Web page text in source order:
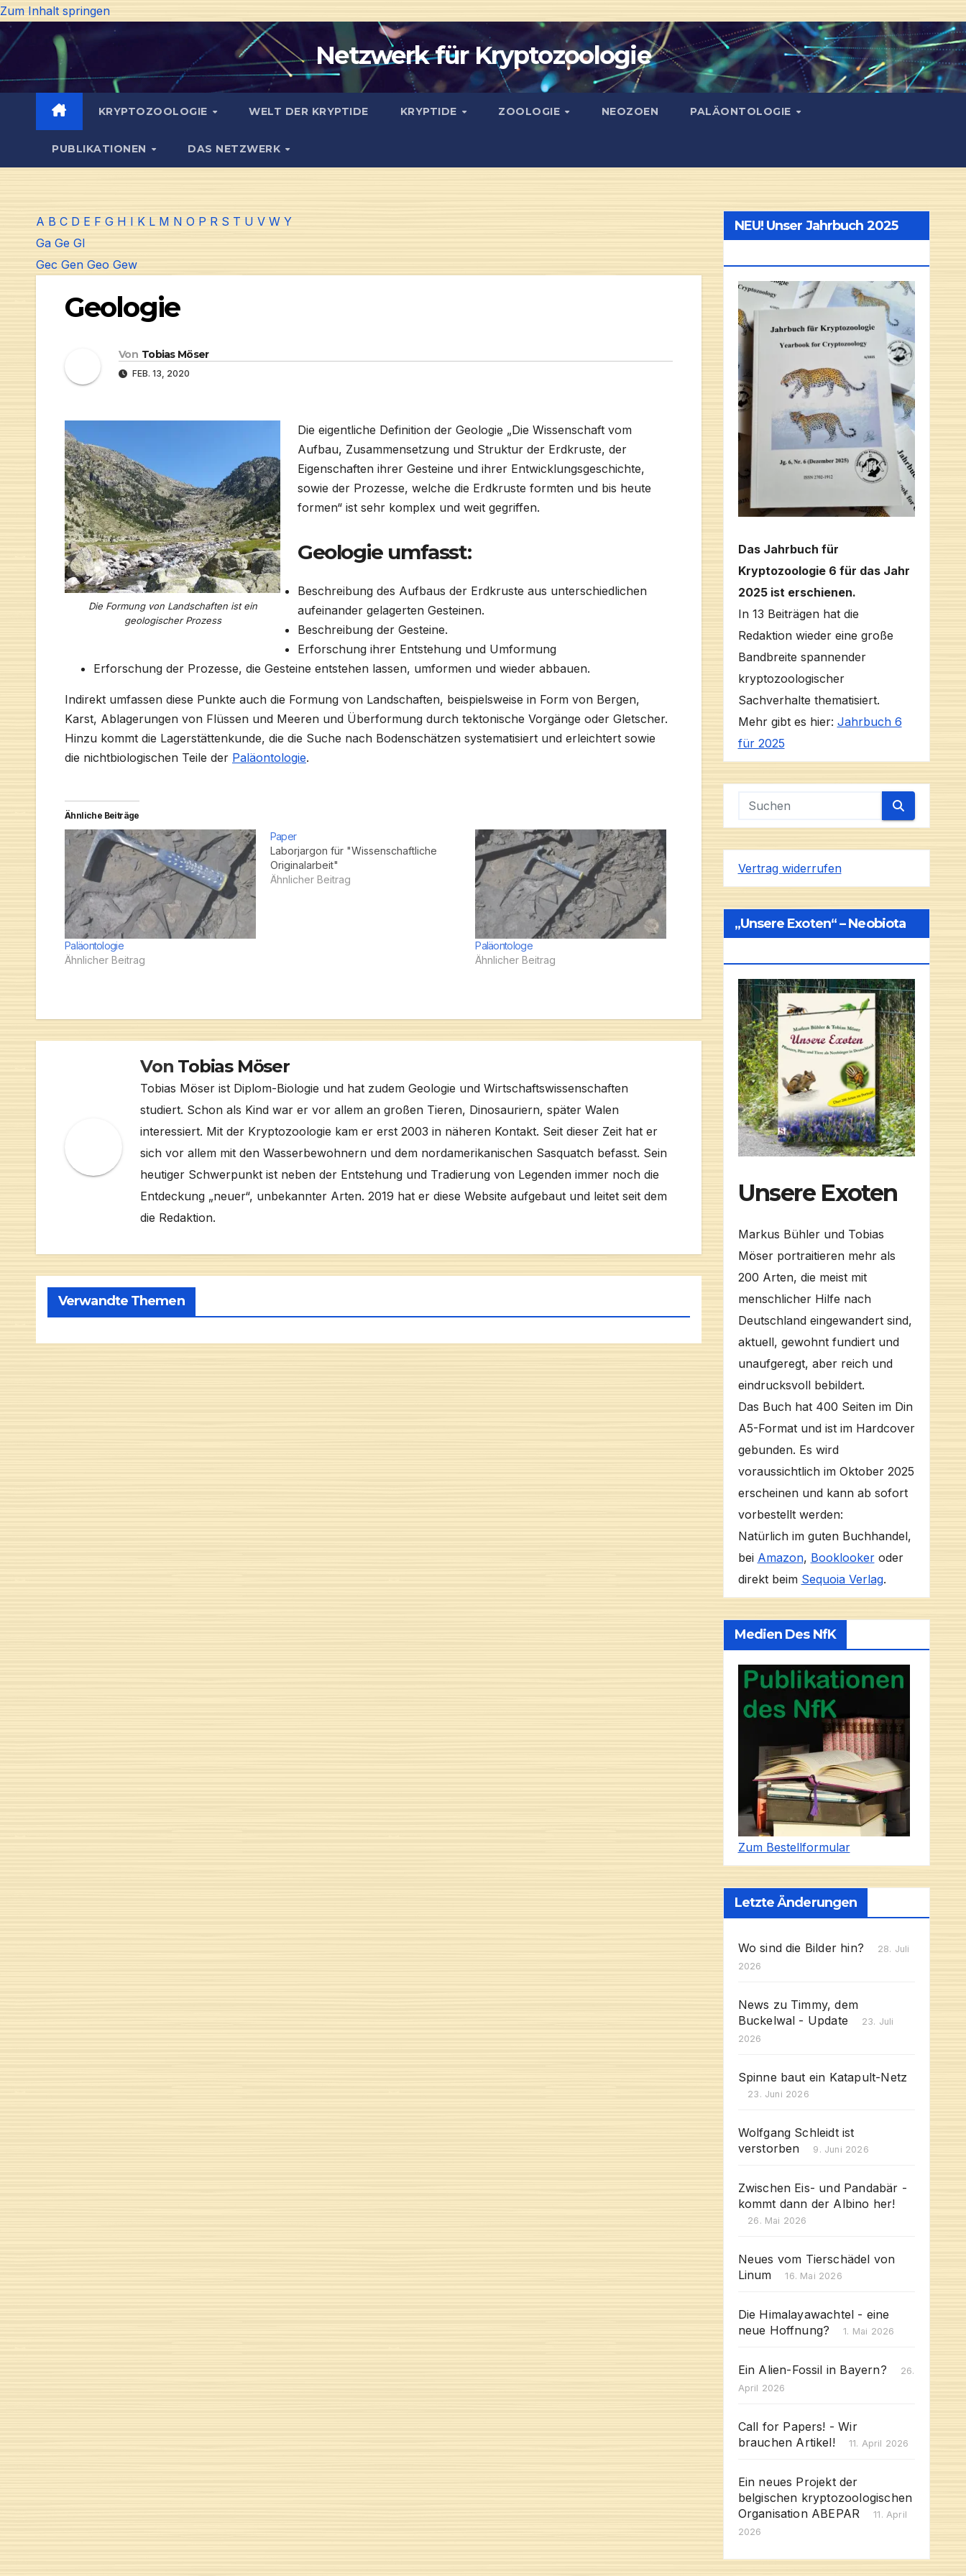
Zum Inhalt springen
Netzwerk für Kryptozoologie
KRYPTOZOOLOGIE WELT DER KRYPTIDE KRYPTIDE ZOOLOGIE NEOZOEN PALÄONTOLOGIE
PUBLIKATIONEN DAS NETZWERK
A B C D E F G H I K L M N O P R S T U V W Y
Ga Ge Gl
Gec Gen Geo Gew
Geologie
Von Tobias Möser
FEB. 13, 2020
Die Formung von Landschaften ist ein
geologischer Prozess
Die eigentliche Definition der Geologie „Die Wissenschaft vom
Aufbau, Zusammensetzung und Struktur der Erdkruste, der
Eigenschaften ihrer Gesteine und ihrer Entwicklungsgeschichte,
sowie der Prozesse, welche die Erdkruste formten und bis heute
formen“ ist sehr komplex und weit gegriffen.
Geologie umfasst:
Beschreibung des Aufbaus der Erdkruste aus unterschiedlichen
aufeinander gelagerten Gesteinen.
Beschreibung der Gesteine.
Erforschung ihrer Entstehung und Umformung
Erforschung der Prozesse, die Gesteine entstehen lassen, umformen und wieder abbauen.
Indirekt umfassen diese Punkte auch die Formung von Landschaften, beispielsweise in Form von Bergen,
Karst, Ablagerungen von Flüssen und Meeren und Überformung durch tektonische Vorgänge oder Gletscher.
Hinzu kommt die Lagerstättenkunde, die die Suche nach Bodenschätzen systematisiert und erleichtert sowie
die nichtbiologischen Teile der Paläontologie.
Ähnliche Beiträge
Paläontologie
Ähnlicher Beitrag
Paper
Laborjargon für "Wissenschaftliche
Originalarbeit"
Ähnlicher Beitrag
Paläontologe
Ähnlicher Beitrag
Von Tobias Möser
Tobias Möser ist Diplom-Biologie und hat zudem Geologie und Wirtschaftswissenschaften
studiert. Schon als Kind war er vor allem an großen Tieren, Dinosauriern, später Walen
interessiert. Mit der Kryptozoologie kam er erst 2003 in näheren Kontakt. Seit dieser Zeit hat er
sich vor allem mit den Wasserbewohnern und dem nordamerikanischen Sasquatch befasst. Sein
heutiger Schwerpunkt ist neben der Entstehung und Tradierung von Legenden immer noch die
Entdeckung „neuer“, unbekannter Arten. 2019 hat er diese Website aufgebaut und leitet seit dem
die Redaktion.
Verwandte Themen
NEU! Unser Jahrbuch 2025
Das Jahrbuch für
Kryptozoologie 6 für das Jahr
2025 ist erschienen.
In 13 Beiträgen hat die
Redaktion wieder eine große
Bandbreite spannender
kryptozoologischer
Sachverhalte thematisiert.
Mehr gibt es hier: Jahrbuch 6
für 2025
Vertrag widerrufen
„Unsere Exoten“ – Neobiota
Unsere Exoten
Markus Bühler und Tobias
Möser portraitieren mehr als
200 Arten, die meist mit
menschlicher Hilfe nach
Deutschland eingewandert sind,
aktuell, gewohnt fundiert und
unaufgeregt, aber reich und
eindrucksvoll bebildert.
Das Buch hat 400 Seiten im Din
A5-Format und ist im Hardcover
gebunden. Es wird
voraussichtlich im Oktober 2025
erscheinen und kann ab sofort
vorbestellt werden:
Natürlich im guten Buchhandel,
bei Amazon, Booklookeroder
direkt beim Sequoia Verlag.
Medien Des NfK
Zum Bestellformular
Letzte Änderungen
Wo sind die Bilder hin?
28. Juli
2026
News zu Timmy, dem
Buckelwal - Update
23. Juli
2026
Spinne baut ein Katapult-Netz
23. Juni 2026
Wolfgang Schleidt ist
verstorben
9. Juni 2026
Zwischen Eis- und Pandabär -
kommt dann der Albino her!
26. Mai 2026
Neues vom Tierschädel von
Linum
16. Mai 2026
Die Himalayawachtel - eine
neue Hoffnung?
1. Mai 2026
Ein Alien-Fossil in Bayern?
26.
April 2026
Call for Papers! - Wir
brauchen Artikel!
11. April 2026
Ein neues Projekt der
belgischen kryptozoologischen
Organisation ABEPAR
11. April
2026